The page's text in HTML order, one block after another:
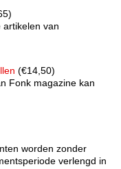
van
(€14,50)
Fonk magazine kan
worden zonder
verlengd in